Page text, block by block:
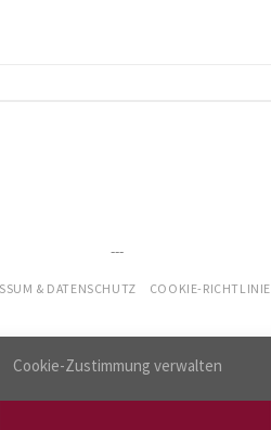
Cookie-Zustimmung verwalten
---
& DATENSCHUTZ COOKIE-RICHTLINIE